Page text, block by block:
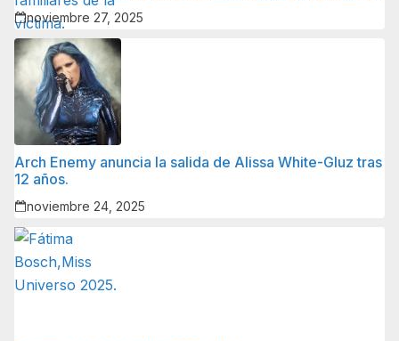
de la víctima.
noviembre 27, 2025
Arch Enemy anuncia la salida de Alissa White-Gluz tras
12 años.
noviembre 24, 2025